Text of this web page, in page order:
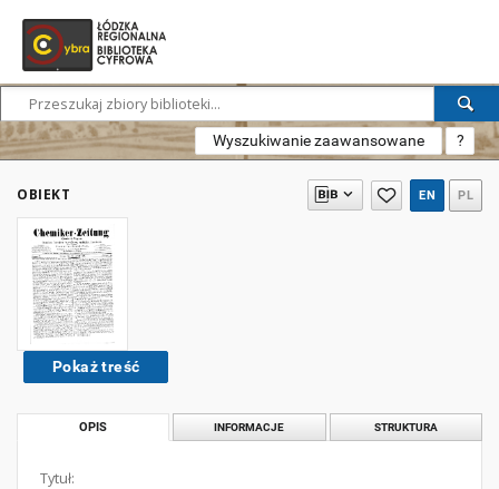
Wyszukiwanie zaawansowane ?
OBIEKT EN PL
Pokaż treść
OPIS INFORMACJE STRUKTURA
Tytuł: